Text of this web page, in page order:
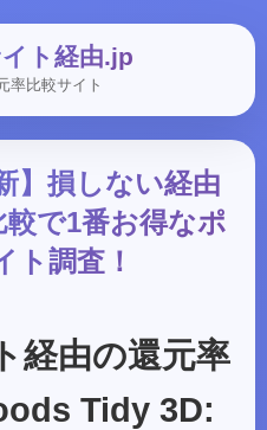
ト経由.jp
率比較サイト
】損しない経由
で1番お得なポ
ト調査！
経由の還元率
Tidy 3D: